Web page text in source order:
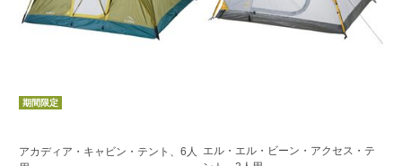
期間限定
アカディア・キャビン・テント、6人
エル・エル・ビーン・アクセス・テ